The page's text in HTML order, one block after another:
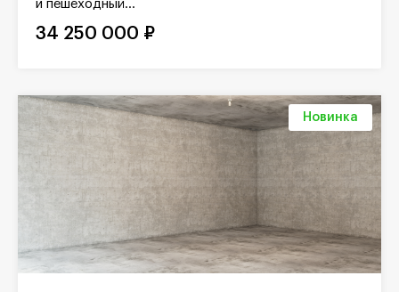
и пешеходный...
34 250 000 ₽
Новинка